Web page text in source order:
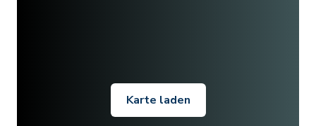
Karte laden